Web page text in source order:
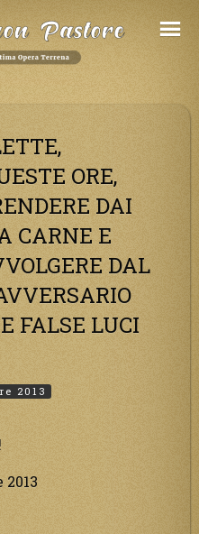
ORE,
DAI
CARNE E
DAL
FALSE LUCI
2013